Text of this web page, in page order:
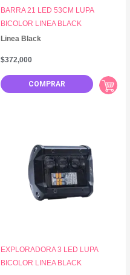
Linea Black
BARRA 21 LED 53CM LUPA
BICOLOR LINEA BLACK
COMPRAR
$372,000
EXPLORADORA 3 LED LUPA
BICOLOR LINEA BLACK